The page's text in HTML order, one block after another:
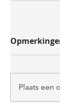
Plaats een